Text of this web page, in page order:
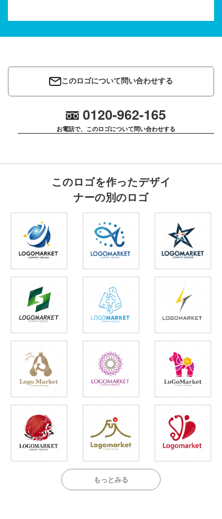
このロゴについて問い合わせする
0120-962-165
お電話で、このロゴについて問い合わせする
このロゴを作ったデザイ
ナーの別のロゴ
もっとみる